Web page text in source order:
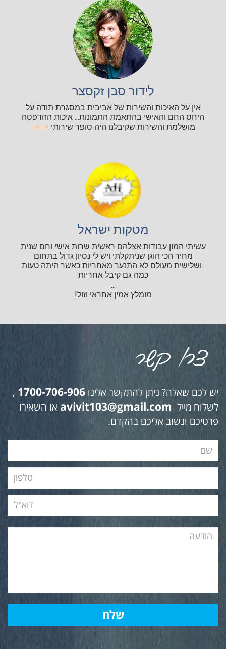
לידור סבן זקסצר
אין על האיכות והשירות של אביבית במסגרת תודה על
היחס החם והאישי בהתאמת התמונות... איכות ההדפסה
מושלמת והשירות שקיבלנו היה סופר שירותי
מטקות ישראל
עשיתי המון עבודות אצלהם ראשית שרות אישי וחם שנית
מחיר הכי הוגן שניתקלתי ויש לי נסיון גדול בתחום
..ושלישית מעולם לא התנער מאחריות כאשר היתה טעות
כמה גם קיבל אחריות
...
מומלץ אמין אחראי וזול!
יש לכם שאלה? ניתן להתקשר אלינו 1700-706-906
,
לשלוח מייל avivit103@gmail.com או השאירו
פרטיכם ונשוב אליכם בהקדם.